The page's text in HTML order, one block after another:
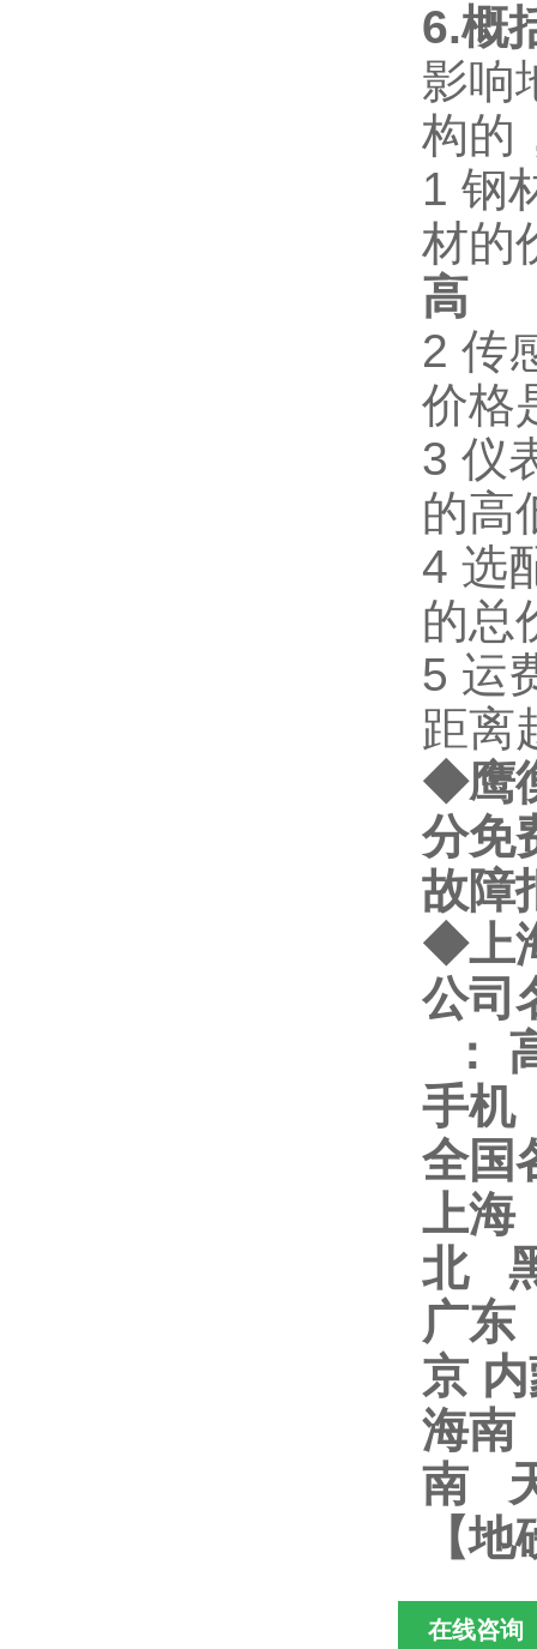
6.概
影响
构的
1 钢
材的
高
2 传
价格
3 仪
的高
4 选
的总
5 运
距离
◆鹰
分免
故障
◆上
公司
：
手机
全国
上海
北
广
京
海
南
【
在线咨询